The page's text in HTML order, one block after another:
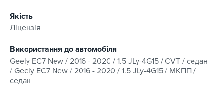
Якість
Ліцензія
Використання до автомобіля
Geely EC7 New / 2016 - 2020 / 1.5 JLy-4G15 / CVT / седан
/ Geely EC7 New / 2016 - 2020 / 1.5 JLy-4G15 / МКПП /
седан